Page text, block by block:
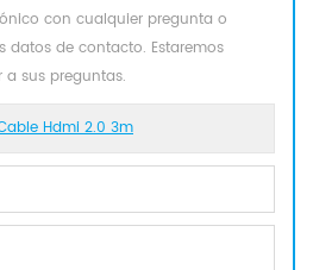
con cualquier pregunta o
datos de contacto. Estaremos
sus preguntas.
Hdmi 2.0 3m